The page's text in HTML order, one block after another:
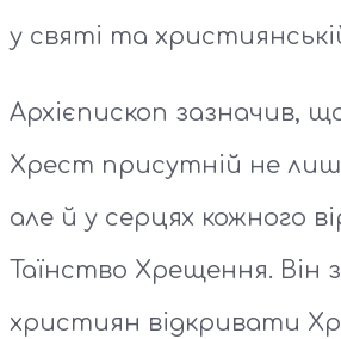
у святі та
Архієпископ зазначив,
Хрест присутній не лише
але й у серцях кожного
Таїнство Хрещення. Він
християн відкривати